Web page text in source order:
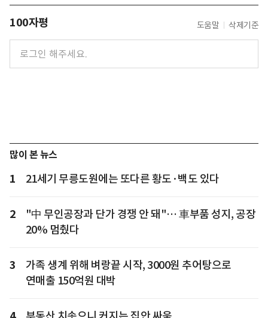
100자평 도움말 삭제기준
많이 본 뉴스
1 21세기 무릉도원에는 또다른 황도·백도 있다
2
"中 무인공장과 단가 경쟁 안 돼"… 車부품 성지, 공장
20% 멈췄다
3
가족 생계 위해 벼랑끝 시작, 3000원 추어탕으로
연매출 150억원 대박